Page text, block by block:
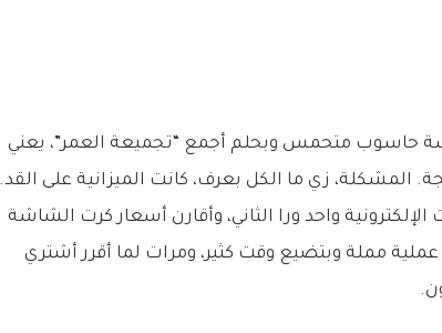
حاسوب متحمس وبحلم أجمع “تجميعة العمر”، يعني
المشكلة، زي ما الكل بعرف، كانت الميزانية على القد.
واحد ورا الثاني، وأقارن أسعار كرت الشاشة
مملة وبتضيع وقت كثير، ومرات لما أقرر أشتري